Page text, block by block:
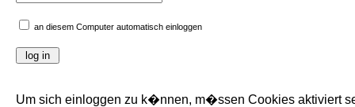
an diesem Computer automatisch einloggen
Um sich einloggen zu k�nnen, m�ssen Cookies aktiviert